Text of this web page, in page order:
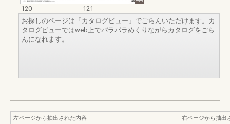
120
121
お探しのページは「カタログビュー」でごらんいただけます。カ
タログビューではweb上でパラパラめくりながらカタログをごら
んになれます。
左ページから抽出された内容
右ページから抽出